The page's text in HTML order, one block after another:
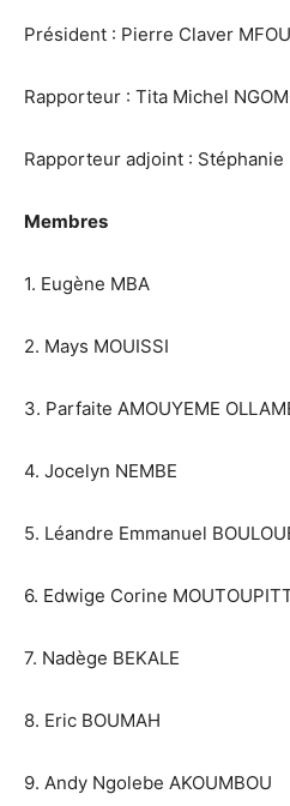
Président : Pierre Claver
Rapporteur : Tita Michel
Rapporteur adjoint : Stéphanie
Membres
1. Eugène MBA
2. Mays MOUISSI
3. Parfaite AMOUYEME
4. Jocelyn NEMBE
5. Léandre Emmanuel
6. Edwige Corine
7. Nadège BEKALE
8. Eric BOUMAH
9. Andy Ngolebe AKOUMBOU